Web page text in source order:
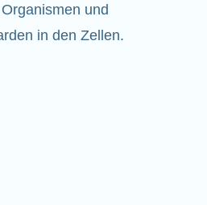
und
in den Zellen.